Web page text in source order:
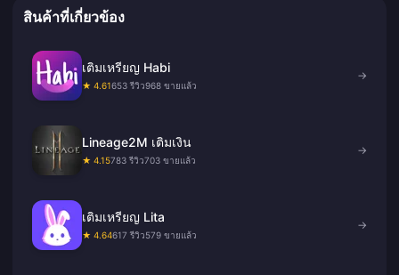
สินค้าที่เกี่ยวข้อง
เติมเหรียญ Habi
★ 4.61653 รีวิว968 ขายแล้ว
→
Lineage2M เติมเงิน
★ 4.15783 รีวิว703 ขายแล้ว
→
เติมเหรียญ Lita
★ 4.64617 รีวิว579 ขายแล้ว
→